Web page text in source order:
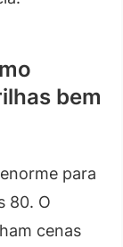
bem
para
80. O
cenas